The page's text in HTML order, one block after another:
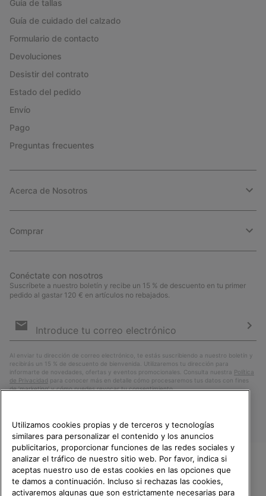
Guía de tallas
Guía de cuidado del calzado
Formulario de contacto
Devoluciones
Desistir del contrato
Estado del pedido
Envío
Pago
Preguntas frecuentes
Acerca de Nosotros
Comprar
Conéctate con nosotros
Suscríbete a nuestro boletín y recibe un 15 % de descuento en tu primer
pedido al gastar 120 € en artículos no rebajados.
de
Al enviar tu dirección de correo electrónico, te estás suscribiendo a nuestro boletín y
recibirás un 15 % de descuento de bienvenida. Utilizaremos tu dirección para
informarte de novedades, ofertas y eventos promocionales. Consulta nuestra Política
de Privacidad para conocer más en detalle cómo procesaremos tus datos con fines
de ’marketing’ y cómo puedes revocar tu consentimiento.
TE DAMOS LA BIENVENIDA A
SOREL.
Utilizamos cookies propias y de terceros y tecnologías
similares para personalizar el contenido y los anuncios
publicitarios, proporcionar funciones de las redes sociales y
analizar el tráfico de nuestro sitio web. Por favor, indica si
aceptas nuestro uso de estas cookies en las opciones que
te damos a continuación. Incluso si rechazas las cookies,
activaremos algunas que son estrictamente necesarias para